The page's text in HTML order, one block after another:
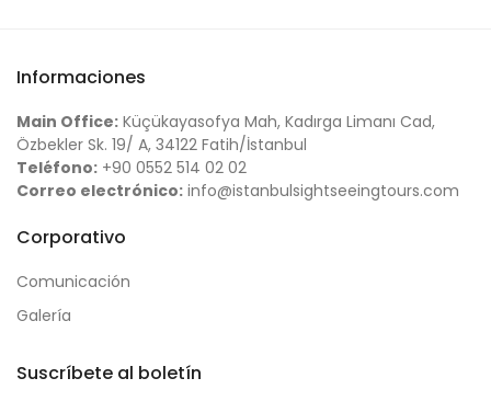
Informaciones
Main Office: Küçükayasofya Mah, Kadırga Limanı Cad,
Özbekler Sk. 19/ A, 34122 Fatih/İstanbul
Teléfono: +90 0552 514 02 02
Correo electrónico: info@istanbulsightseeingtours.com
Corporativo
Comunicación
Galería
Suscríbete al boletín